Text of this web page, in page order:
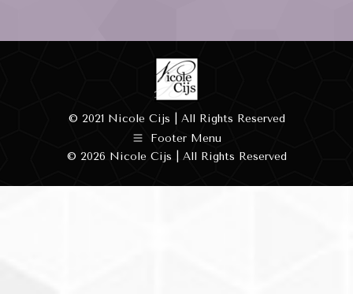
© 2021 Nicole Cijs | All Rights Reserved
Footer Menu
© 2026 Nicole Cijs | All Rights Reserved